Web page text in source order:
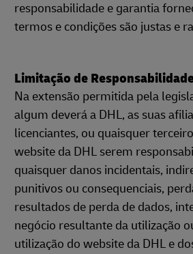
responsabilidade e garantia
termos e condições são justas e
Limitação de
Na extensão permitida pela
algum deverá a DHL, as suas
licenciantes, ou quaisquer
website da DHL serem
quaisquer danos incidentais,
punitivos ou consequenciais,
resultados de perda de dados,
negócio resultante da utilização
utilização do website da DHL e